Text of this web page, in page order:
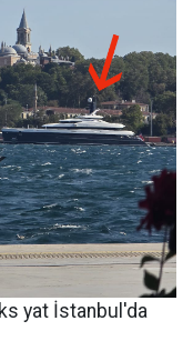
yat İstanbul'da